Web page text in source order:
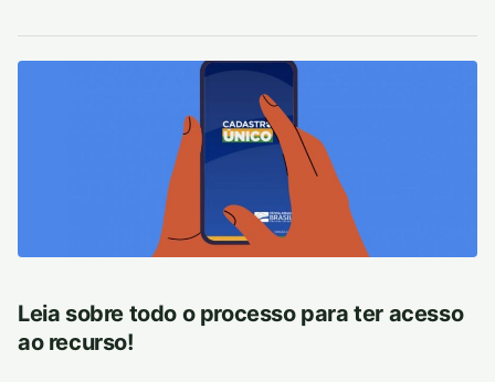
Leia sobre todo o processo para ter acesso
ao recurso!